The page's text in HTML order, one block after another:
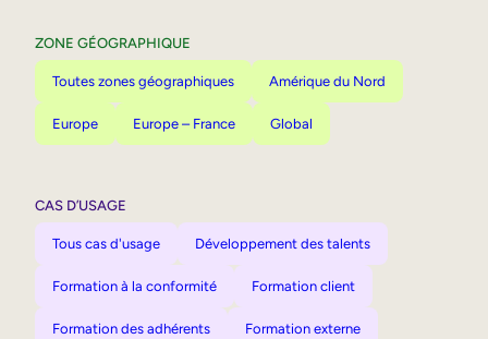
ZONE GÉOGRAPHIQUE
Toutes zones géographiques Amérique du Nord
Europe Europe – France Global
CAS D’USAGE
Tous cas d'usage Développement des talents
Formation à la conformité Formation client
Formation des adhérents Formation externe